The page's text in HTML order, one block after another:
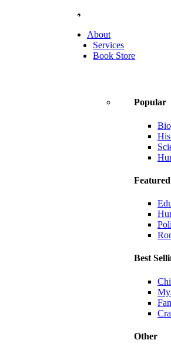
Shop The Widest Range Of Books Online.
About
Services
Book Store
Popular
Featured
Best
Other